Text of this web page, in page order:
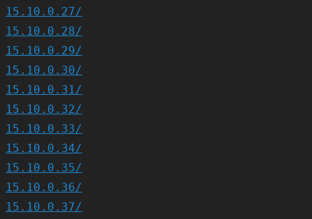
15.10.0.27/
15.10.0.28/
15.10.0.29/
15.10.0.30/
15.10.0.31/
15.10.0.32/
15.10.0.33/
15.10.0.34/
15.10.0.35/
15.10.0.36/
15.10.0.37/